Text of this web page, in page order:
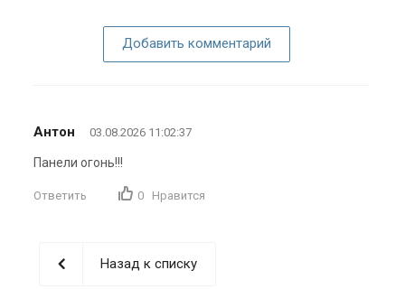
Добавить комментарий
Антон 03.08.2026 11:02:37
Панели огонь!!!
Ответить 0 Нравится
Назад к списку